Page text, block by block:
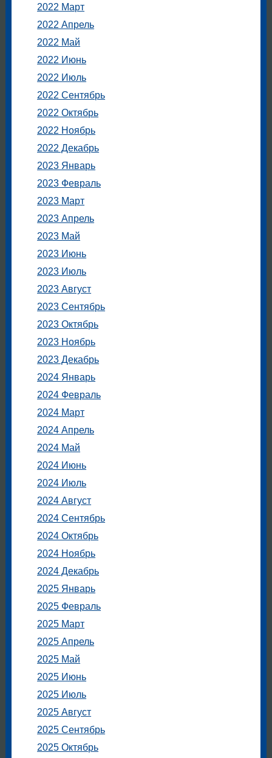
2022 Март
2022 Апрель
2022 Май
2022 Июнь
2022 Июль
2022 Сентябрь
2022 Октябрь
2022 Ноябрь
2022 Декабрь
2023 Январь
2023 Февраль
2023 Март
2023 Апрель
2023 Май
2023 Июнь
2023 Июль
2023 Август
2023 Сентябрь
2023 Октябрь
2023 Ноябрь
2023 Декабрь
2024 Январь
2024 Февраль
2024 Март
2024 Апрель
2024 Май
2024 Июнь
2024 Июль
2024 Август
2024 Сентябрь
2024 Октябрь
2024 Ноябрь
2024 Декабрь
2025 Январь
2025 Февраль
2025 Март
2025 Апрель
2025 Май
2025 Июнь
2025 Июль
2025 Август
2025 Сентябрь
2025 Октябрь